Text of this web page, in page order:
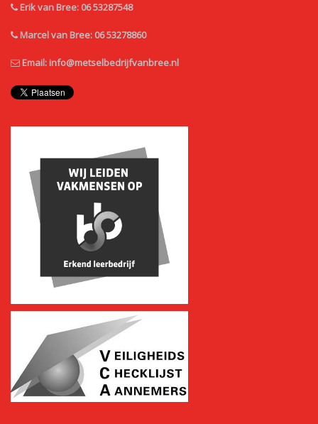
Erik van Bree: 06 53287548
Marcel van Bree: 06 53278860
Email: info@metselbedrijfvanbree.nl